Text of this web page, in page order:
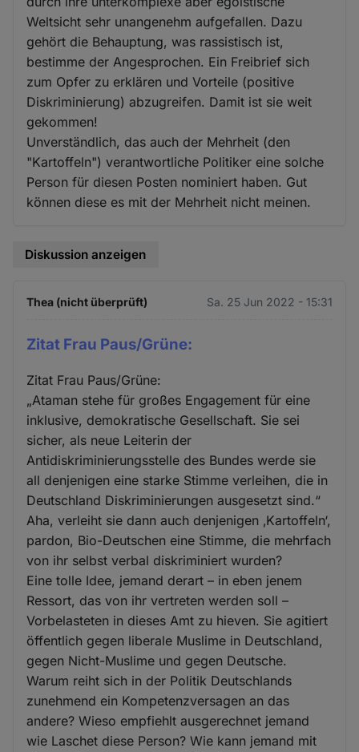
Weltsicht sehr unangenehm aufgefallen. Dazu
gehört die Behauptung, was rassistisch ist,
bestimme der Angesprochen. Ein Freibrief sich
zum Opfer zu erklären und Vorteile (positive
Diskriminierung) abzugreifen. Damit ist sie weit
gekommen!
Unverständlich, das auch der Mehrheit (den
"Kartoffeln") verantwortliche Politiker eine solche
Person für diesen Posten nominiert haben. Gut
können diese es mit der Mehrheit nicht meinen.
Diskussion anzeigen
Thea (nicht überprüft) Sa. 25 Jun 2022 - 15:31
Zitat Frau Paus/Grüne:
Zitat Frau Paus/Grüne:
„Ataman stehe für großes Engagement für eine
inklusive, demokratische Gesellschaft. Sie sei
sicher, als neue Leiterin der
Antidiskriminierungsstelle des Bundes werde sie
all denjenigen eine starke Stimme verleihen, die in
Deutschland Diskriminierungen ausgesetzt sind.“
Aha, verleiht sie dann auch denjenigen ‚Kartoffeln‘,
pardon, Bio-Deutschen eine Stimme, die mehrfach
von ihr selbst verbal diskriminiert wurden?
Eine tolle Idee, jemand derart – in eben jenem
Ressort, das von ihr vertreten werden soll –
Vorbelasteten in dieses Amt zu hieven. Sie agitiert
öffentlich gegen liberale Muslime in Deutschland,
gegen Nicht-Muslime und gegen Deutsche.
Warum reiht sich in der Politik Deutschlands
zunehmend ein Kompetenzversagen an das
andere? Wieso empfiehlt ausgerechnet jemand
wie Laschet diese Person? Wie kann jemand mit